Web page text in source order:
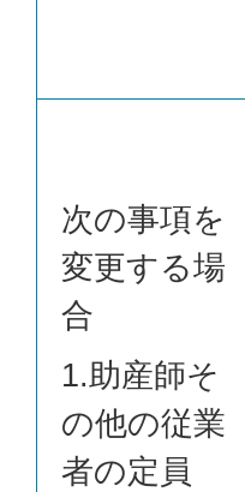
次の事項を
変更する場
合
1.助産師そ
の他の従業
者の定員